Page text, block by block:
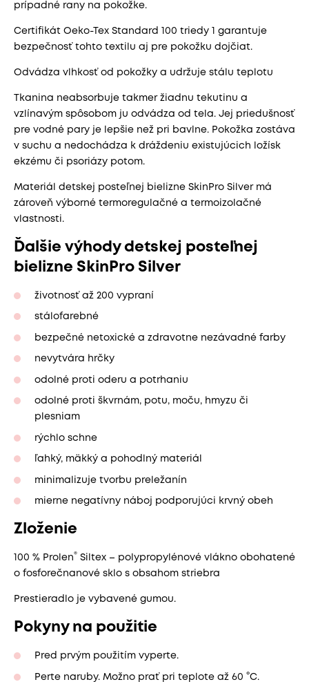
prípadné rany na pokožke.
Certifikát Oeko-Tex Standard 100 triedy 1 garantuje
bezpečnosť tohto textilu aj pre pokožku dojčiat.
Odvádza vlhkosť od pokožky a udržuje stálu teplotu
Tkanina neabsorbuje takmer žiadnu tekutinu a
vzlínavým spôsobom ju odvádza od tela. Jej priedušnosť
pre vodné pary je lepšie než pri bavlne. Pokožka zostáva
v suchu a nedochádza k dráždeniu existujúcich ložísk
ekzému či psoriázy potom.
Materiál detskej posteľnej bielizne SkinPro Silver má
zároveň výborné termoregulačné a termoizolačné
vlastnosti.
Ďalšie výhody detskej posteľnej
bielizne SkinPro Silver
životnosť až 200 vypraní
stálofarebné
bezpečné netoxické a zdravotne nezávadné farby
nevytvára hrčky
odolné proti oderu a potrhaniu
odolné proti škvrnám, potu, moču, hmyzu či
plesniam
rýchlo schne
ľahký, mäkký a pohodlný materiál
minimalizuje tvorbu preležanín
mierne negatívny náboj podporujúci krvný obeh
Zloženie
100 % Prolen® Siltex – polypropylénové vlákno obohatené
o fosforečnanové sklo s obsahom striebra
Prestieradlo je vybavené gumou.
Pokyny na použitie
Pred prvým použitím vyperte.
Perte naruby. Možno prať pri teplote až 60 °C.